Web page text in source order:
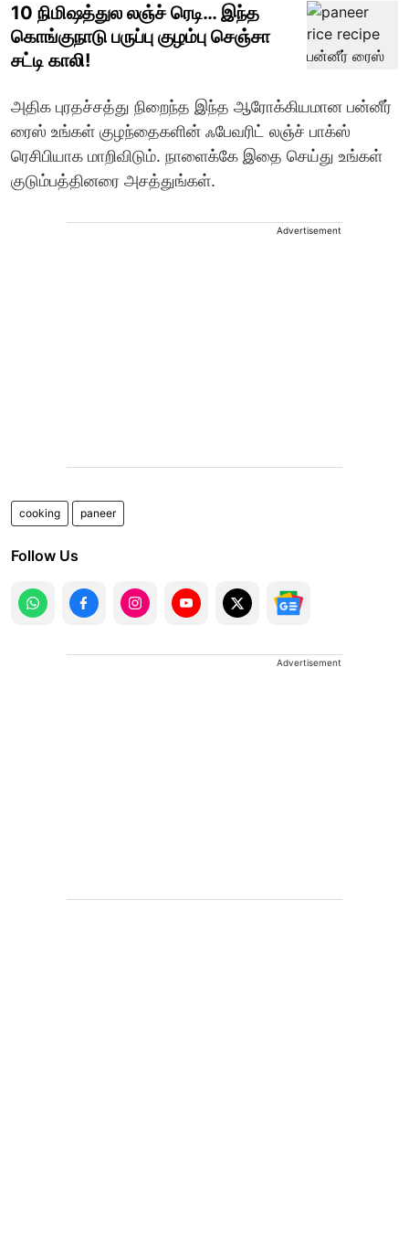
10 நிமிஷத்துல லஞ்ச் ரெடி… இந்த
கொங்குநாடு பருப்பு குழம்பு செஞ்சா
சட்டி காலி!
அதிக புரதச்சத்து நிறைந்த இந்த ஆரோக்கியமான பன்னீர்
ரைஸ் உங்கள் குழந்தைகளின் ஃபேவரிட் லஞ்ச் பாக்ஸ்
ரெசிபியாக மாறிவிடும். நாளைக்கே இதை செய்து உங்கள்
குடும்பத்தினரை அசத்துங்கள்.
Advertisement
cooking paneer
Follow Us
Advertisement